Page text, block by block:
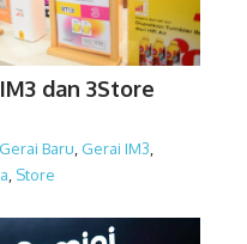
dan 3Store
Gerai Baru Gerai IM3
Store